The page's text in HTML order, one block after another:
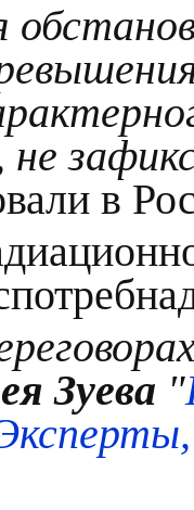
в
Зуева "